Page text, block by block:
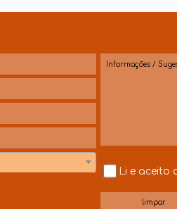
Li e aceito